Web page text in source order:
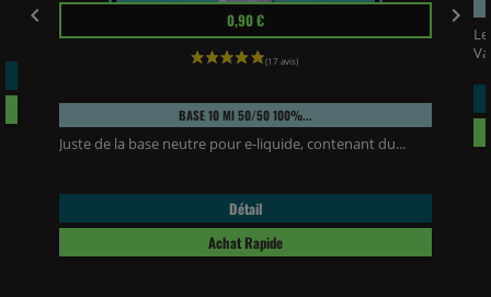
 Prix 0,90 €
BASE 10 Ml 50/50 100%...
Juste de la base neutre pour e-liquide, contenant du...
Détail
Achat Rapide
